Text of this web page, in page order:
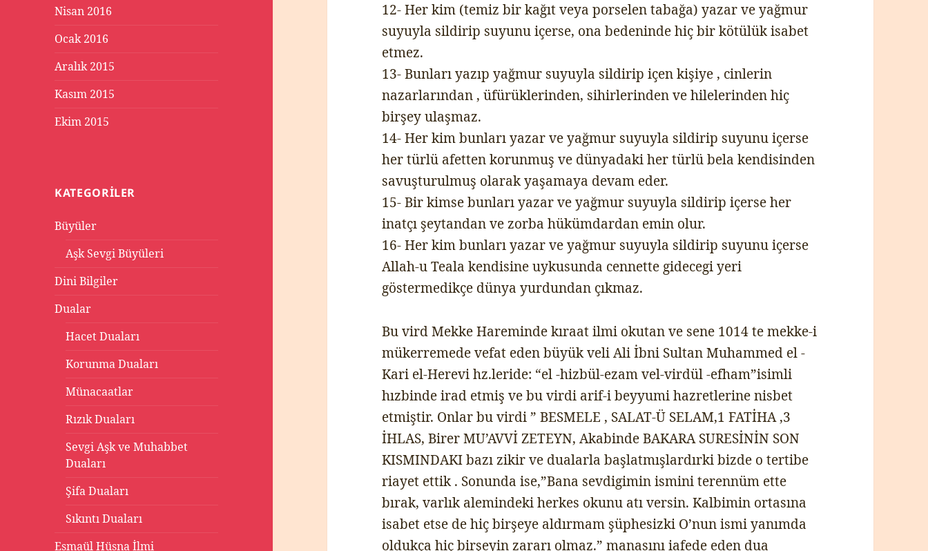
Nisan 2016
Ocak 2016
Aralık 2015
Kasım 2015
Ekim 2015
KATEGORILER
Büyüler
Aşk Sevgi Büyüleri
Dini Bilgiler
Dualar
Hacet Duaları
Korunma Duaları
Münacaatlar
Rızık Duaları
Sevgi Aşk ve Muhabbet
Duaları
Şifa Duaları
Sıkıntı Duaları
Esmaül Hüsna İlmi
12- Her kim (temiz bir kağıt veya porselen tabağa) yazar ve yağmur
suyuyla sildirip suyunu içerse, ona bedeninde hiç bir kötülük isabet
etmez.
13- Bunları yazıp yağmur suyuyla sildirip içen kişiye , cinlerin
nazarlarından , üfürüklerinden, sihirlerinden ve hilelerinden hiç
birşey ulaşmaz.
14- Her kim bunları yazar ve yağmur suyuyla sildirip suyunu içerse
her türlü afetten korunmuş ve dünyadaki her türlü bela kendisinden
savuşturulmuş olarak yaşamaya devam eder.
15- Bir kimse bunları yazar ve yağmur suyuyla sildirip içerse her
inatçı şeytandan ve zorba hükümdardan emin olur.
16- Her kim bunları yazar ve yağmur suyuyla sildirip suyunu içerse
Allah-u Teala kendisine uykusunda cennette gidecegi yeri
göstermedikçe dünya yurdundan çıkmaz.
Bu vird Mekke Hareminde kıraat ilmi okutan ve sene 1014 te mekke-i
mükerremede vefat eden büyük veli Ali İbni Sultan Muhammed el -
Kari el-Herevi hz.leride: “el -hizbül-ezam vel-virdül -efham”isimli
hızbinde irad etmiş ve bu virdi arif-i beyyumi hazretlerine nisbet
etmiştir. Onlar bu virdi ” BESMELE , SALAT-Ü SELAM,1 FATİHA ,3
İHLAS, Birer MU’AVVİ ZETEYN, Akabinde BAKARA SURESİNİN SON
KISMINDAKI bazı zikir ve dualarla başlatmışlardırki bizde o tertibe
riayet ettik . Sonunda ise,”Bana sevdigimin ismini terennüm ette
bırak, varlık alemindeki herkes okunu atı versin. Kalbimin ortasına
isabet etse de hiç birşeye aldırmam şüphesizki O’nun ismi yanımda
oldukça hiç birşeyin zararı olmaz.” manasını iafede eden dua